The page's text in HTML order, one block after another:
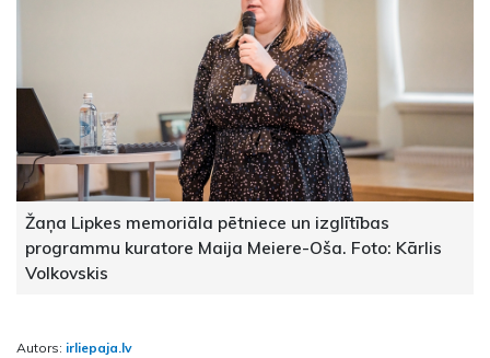
Žaņa Lipkes memoriāla pētniece un izglītības
programmu kuratore Maija Meiere-Oša. Foto: Kārlis
Volkovskis
Autors: irliepaja.lv